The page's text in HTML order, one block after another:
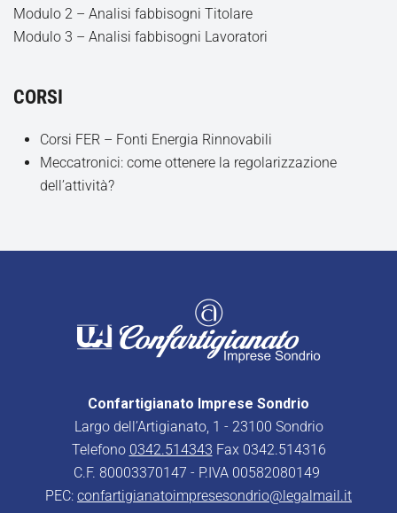
Modulo 2 – Analisi fabbisogni Titolare
Modulo 3 – Analisi fabbisogni Lavoratori
CORSI
Corsi FER – Fonti Energia Rinnovabili
Meccatronici: come ottenere la regolarizzazione
dell’attività?
Confartigianato Imprese Sondrio
Largo dell’Artigianato, 1 - 23100 Sondrio
Telefono 0342.514343 Fax 0342.514316
C.F. 80003370147 - P.IVA 00582080149
PEC: confartigianatoimpresesondrio@legalmail.it